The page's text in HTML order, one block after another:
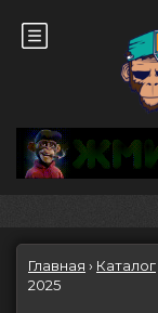
Главная › Каталог
2025